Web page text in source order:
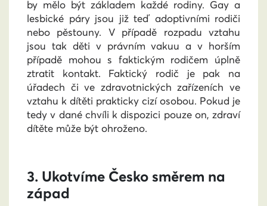
by mělo být základem každé rodiny. Gay a
lesbické páry jsou již teď adoptivními rodiči
nebo pěstouny. V případě rozpadu vztahu
jsou tak děti v právním vakuu a v horším
případě mohou s faktickým rodičem úplně
ztratit kontakt. Faktický rodič je pak na
úřadech či ve zdravotnických zařízeních ve
vztahu k dítěti prakticky cizí osobou. Pokud je
tedy v dané chvíli k dispozici pouze on, zdraví
dítěte může být ohroženo.
3. Ukotvíme Česko směrem na
západ